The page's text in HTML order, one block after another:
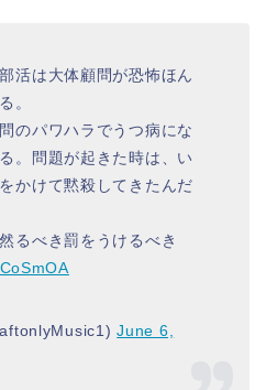
活は大体顧問が恐怖ほん
。
のパワハラでうつ病にな
。問題が起きた時は、い
かけて黙殺してきたんだ
るべき罰をうけるべき
June 6,